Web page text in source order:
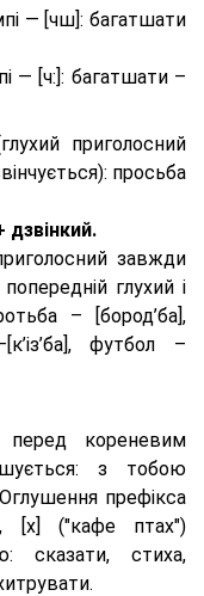
— [чш]: багатшати
— [ч:]: багатшати –
приголосний
просьба
дзвінкий.
завжди
глухий і
– [бород’ба],
футбол –
перед кореневим
з тобою
префікса
("кафе птах")
сказати, стиха,